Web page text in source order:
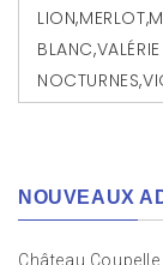
LION,MERLOT,
BLANC,
NOCTURNES,
NOUVEAUX
Château